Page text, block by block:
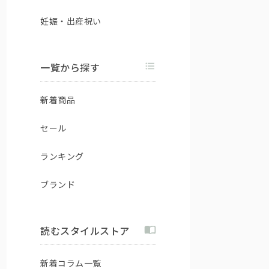
妊娠・出産祝い
一覧から探す
新着商品
セール
ランキング
ブランド
読むスタイルストア
新着コラム一覧